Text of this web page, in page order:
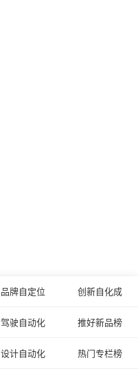
品牌自定位 创新自化成
驾驶自动化 推好新品榜
设计自动化 热门专栏榜